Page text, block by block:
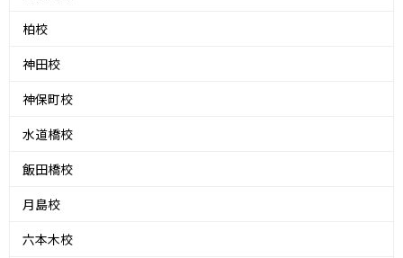
柏校
神田校
神保町校
水道橋校
飯田橋校
月島校
六本木校